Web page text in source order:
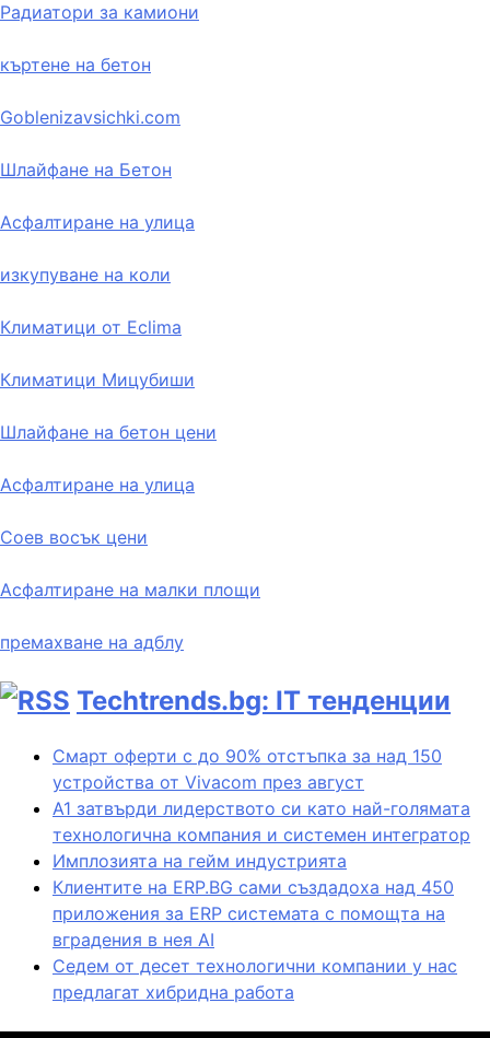
Радиатори за камиони
къртене на бетон
Goblenizavsichki.com
Шлайфане на Бетон
Асфалтиране на улица
изкупуване на коли
Климатици от Eclima
Климатици Мицубиши
Шлайфане на бетон цени
Асфалтиране на улица
Соев восък цени
Асфалтиране на малки площи
премахване на адблу
Techtrends.bg: IT тенденции
Смарт оферти с до 90% отстъпка за над 150
устройства от Vivacom през август
А1 затвърди лидерството си като най-голямата
технологична компания и системен интегратор
Имплозията на гейм индустрията
Клиентите на ERP.BG сами създадоха над 450
приложения за ERP системата с помощта на
вградения в нея AI
Седем от десет технологични компании у нас
предлагат хибридна работа